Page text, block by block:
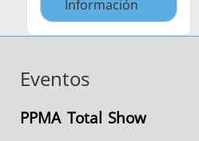
Información
Eventos
PPMA Total Show